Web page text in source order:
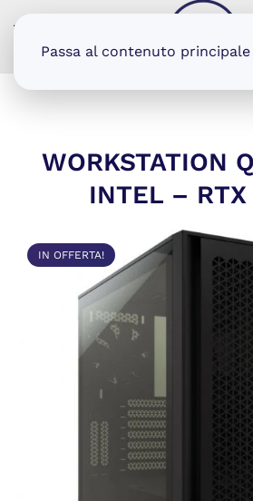
Passa al contenuto principale
WORKSTATION
INTEL –
IN OFFERTA!